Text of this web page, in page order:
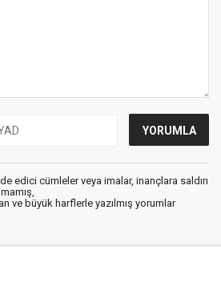
edici cümleler veya imalar, inançlara saldırı
ve büyük harflerle yazılmış yorumlar